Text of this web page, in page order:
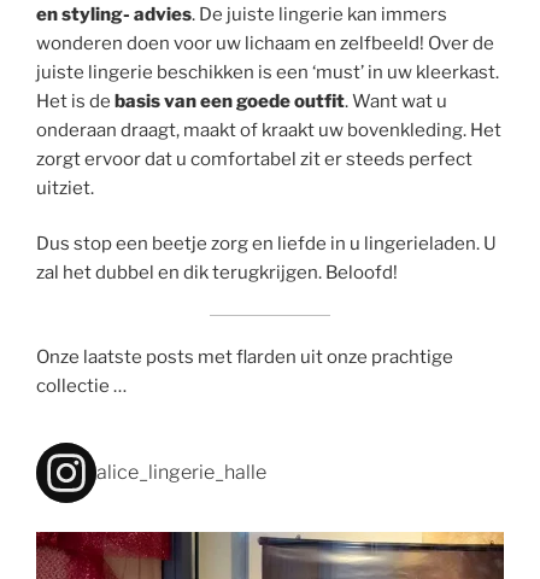
en styling- advies. De juiste lingerie kan immers
wonderen doen voor uw lichaam en zelfbeeld! Over de
juiste lingerie beschikken is een ‘must’ in uw kleerkast.
Het is de basis van een goede outfit. Want wat u
onderaan draagt, maakt of kraakt uw bovenkleding. Het
zorgt ervoor dat u comfortabel zit er steeds perfect
uitziet.
Dus stop een beetje zorg en liefde in u lingerieladen. U
zal het dubbel en dik terugkrijgen. Beloofd!
Onze laatste posts met flarden uit onze prachtige
collectie …
alice_lingerie_halle